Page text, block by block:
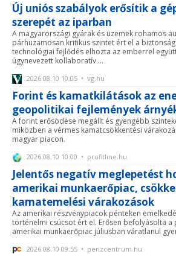
Új uniós szabályok erősítik a
szerepét az iparban
A magyarországi gyárak és üzemek rohamos
párhuzamosan kritikus szintet ért el a
technológiai fejlődés elhozta az emberrel
úgynevezett kollaboratív ...
2026.08.10 10:05 • vg.hu
Forint és kamatkilátások az
geopolitikai fejlemények
A forint erősödése megállt és gyengébb
miközben a vérmes kamatcsökkentési
magyar piacon.
2026.08.10 10:00 • profitline.hu
Jelentős negatív meglepetést
amerikai munkaerőpiac,
kamatemelési várakozások
Az amerikai részvénypiacok pénteken
történelmi csúcsot ért el. Erősen befolyásolta a
amerikai munkaerőpiac júliusban váratlanul
2026.08.10 09:55 • penzcentrum.hu